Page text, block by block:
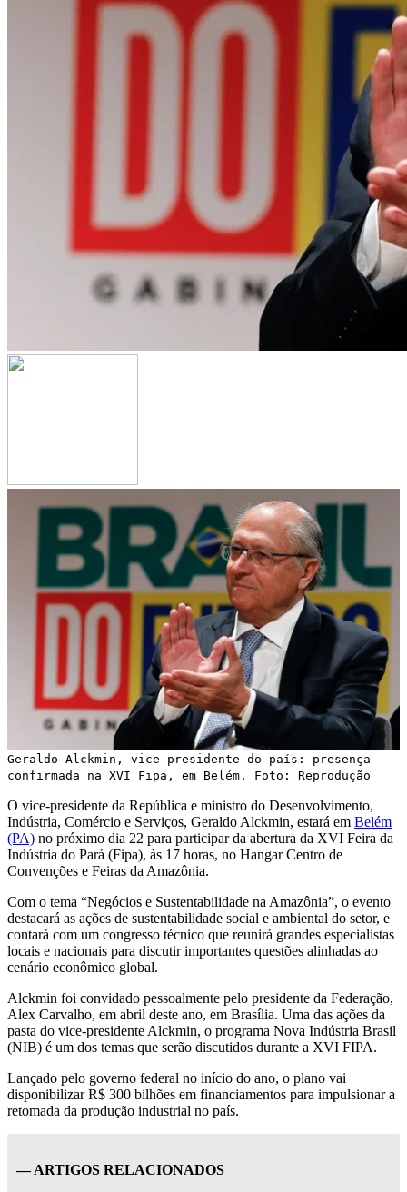
Geraldo Alckmin, vice-presidente do país: presença
confirmada na XVI Fipa, em Belém. Foto: Reprodução
O vice-presidente da República e ministro do Desenvolvimento,
Indústria, Comércio e Serviços, Geraldo Alckmin, estará em Belém
(PA) no próximo dia 22 para participar da abertura da XVI Feira da
Indústria do Pará (Fipa), às 17 horas, no Hangar Centro de
Convenções e Feiras da Amazônia.
Com o tema “Negócios e Sustentabilidade na Amazônia”, o evento
destacará as ações de sustentabilidade social e ambiental do setor, e
contará com um congresso técnico que reunirá grandes especialistas
locais e nacionais para discutir importantes questões alinhadas ao
cenário econômico global.
Alckmin foi convidado pessoalmente pelo presidente da Federação,
Alex Carvalho, em abril deste ano, em Brasília. Uma das ações da
pasta do vice-presidente Alckmin, o programa Nova Indústria Brasil
(NIB) é um dos temas que serão discutidos durante a XVI FIPA.
Lançado pelo governo federal no início do ano, o plano vai
disponibilizar R$ 300 bilhões em financiamentos para impulsionar a
retomada da produção industrial no país.
— ARTIGOS RELACIONADOS